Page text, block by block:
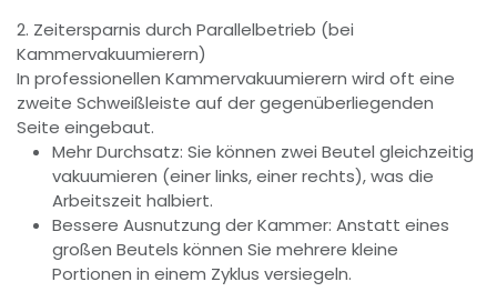
2. Zeitersparnis durch Parallelbetrieb (bei
Kammervakuumierern)
In professionellen Kammervakuumierern wird oft eine
zweite Schweißleiste auf der gegenüberliegenden
Seite eingebaut.
Mehr Durchsatz: Sie können zwei Beutel gleichzeitig
vakuumieren (einer links, einer rechts), was die
Arbeitszeit halbiert.
Bessere Ausnutzung der Kammer: Anstatt eines
großen Beutels können Sie mehrere kleine
Portionen in einem Zyklus versiegeln.